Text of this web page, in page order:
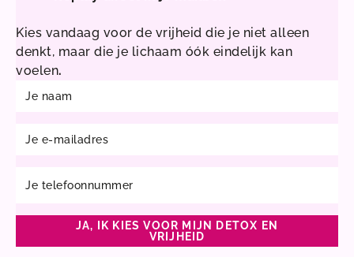
Kies vandaag voor de vrijheid die je niet alleen
denkt, maar die je lichaam óók eindelijk kan
voelen.
l
f
JA, IK KIES VOOR MIJN DETOX EN
VRIJHEID